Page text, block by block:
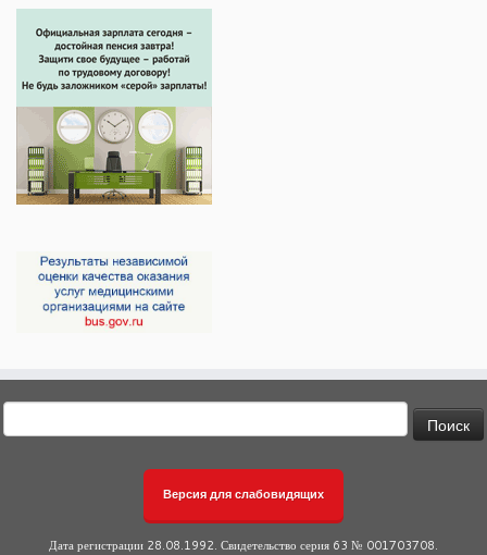
Версия для слабовидящих
Дата регистрации 28.08.1992. Свидетельство серия 63 № 001703708.